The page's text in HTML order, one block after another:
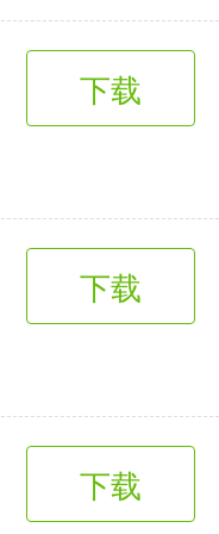
下载
下载
下载